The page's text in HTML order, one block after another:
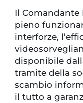
Il
pieno
interforze,
disponibile
tramite della
scambio
il tutto a